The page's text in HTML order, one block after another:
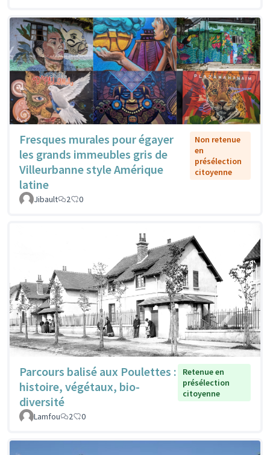
Fresques murales pour égayer
les grands immeubles gris de
Villeurbanne style Amérique
latine
Non retenue
en
présélection
citoyenne
Jibault 2 0
Parcours balisé aux Poulettes :
histoire, végétaux, bio-
diversité
Retenue en
présélection
citoyenne
Lamfou 2 0